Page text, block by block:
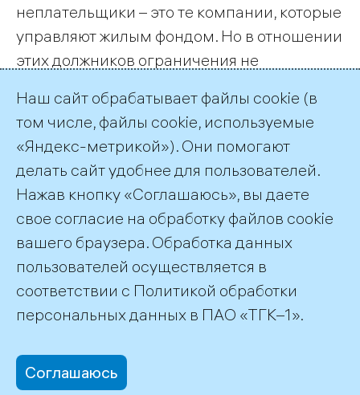
неплательщики – это те компании, которые
управляют жилым фондом. Но в отношении
этих должников ограничения не
жилых помещениях 2 ресурса: подачу
тепла и холодной воды. Здесь у нас два
главных инструмента повышения
собираемости – суды и переход на прямые
платежи. Эту работу мы также активно
ведем.
©2026 ПАО «ТГК–1»
office@tgc1.ru
Наш сайт обрабатывает файлы cookie (в
том числе, файлы cookie, используемые
«Яндекс-метрикой»). Они помогают
делать сайт удобнее для пользователей.
Нажав кнопку «Соглашаюсь», вы даете
свое согласие на обработку файлов cookie
вашего браузера. Обработка данных
пользователей осуществляется в
соответствии с Политикой обработки
персональных данных в ПАО «ТГК–1».
Соглашаюсь